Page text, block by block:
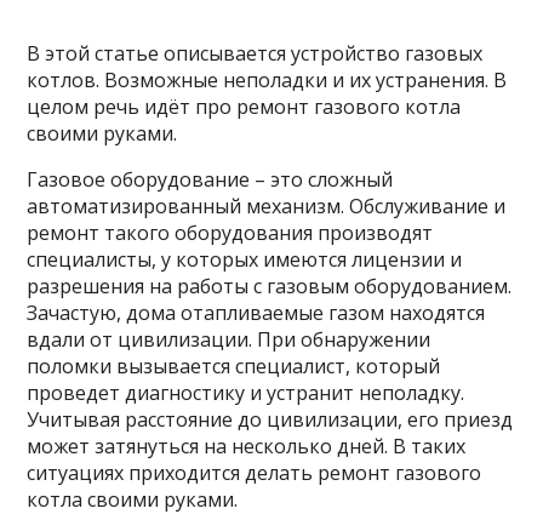
В этой статье описывается устройство газовых
котлов. Возможные неполадки и их устранения. В
целом речь идёт про ремонт газового котла
своими руками.
Газовое оборудование – это сложный
автоматизированный механизм. Обслуживание и
ремонт такого оборудования производят
специалисты, у которых имеются лицензии и
разрешения на работы с газовым оборудованием.
Зачастую, дома отапливаемые газом находятся
вдали от цивилизации. При обнаружении
поломки вызывается специалист, который
проведет диагностику и устранит неполадку.
Учитывая расстояние до цивилизации, его приезд
может затянуться на несколько дней. В таких
ситуациях приходится делать ремонт газового
котла своими руками.